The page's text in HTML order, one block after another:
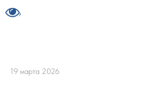
19 марта 2026